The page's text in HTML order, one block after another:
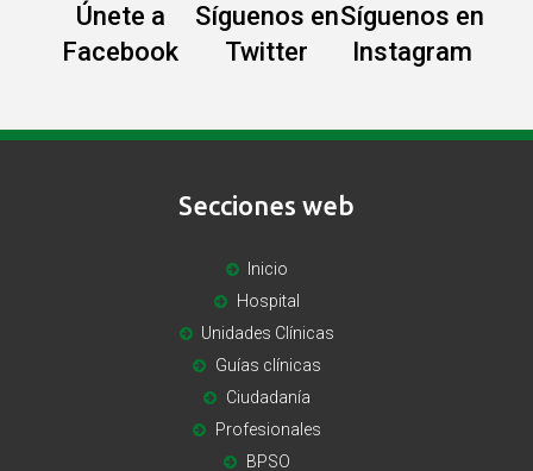
Únete a
Facebook
Síguenos en
Twitter
Síguenos en
Instagram
Secciones web
Inicio
Hospital
Unidades Clínicas
Guías clínicas
Ciudadanía
Profesionales
BPSO